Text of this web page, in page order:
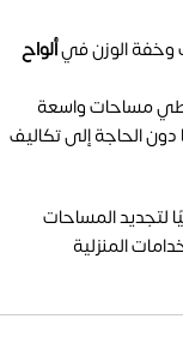
وخفة الوزن فيألواح
مساحات واسعة
الحاجة إلى تكاليف
لتجديد المساحات
المنزلية